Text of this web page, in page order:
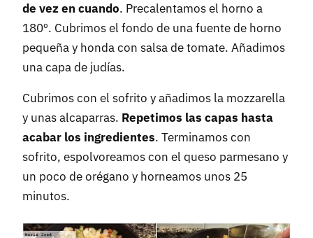
de vez en cuando. Precalentamos el horno a
180º. Cubrimos el fondo de una fuente de horno
pequeña y honda con salsa de tomate. Añadimos
una capa de judías.
Cubrimos con el sofrito y añadimos la mozzarella
y unas alcaparras. Repetimos las capas hasta
acabar los ingredientes. Terminamos con
sofrito, espolvoreamos con el queso parmesano y
un poco de orégano y horneamos unos 25
minutos.